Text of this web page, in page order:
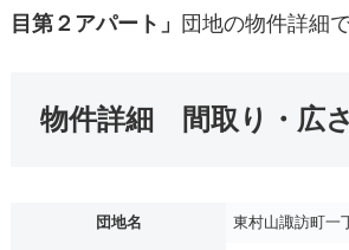
目第２アパート」
団地の物件詳細で
物件詳細 間取り・広さ
団地名 東村山諏訪町一